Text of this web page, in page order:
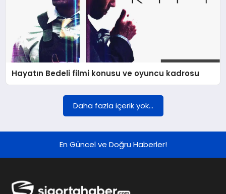
DÜNYA
BILIM VE TEKNOLOJI
İLETIŞIM
Hayatın Bedeli filmi konusu ve oyuncu kadrosu
Daha fazla içerik yok...
En Güncel ve Doğru Haberler!